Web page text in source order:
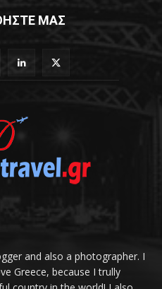
ΜΑΣ
and also a photographer. I
Greece, because I trully